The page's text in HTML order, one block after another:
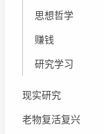
思想哲学
赚钱
研究学习
现实研究
老物复活复兴